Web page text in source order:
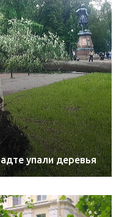
упали деревья